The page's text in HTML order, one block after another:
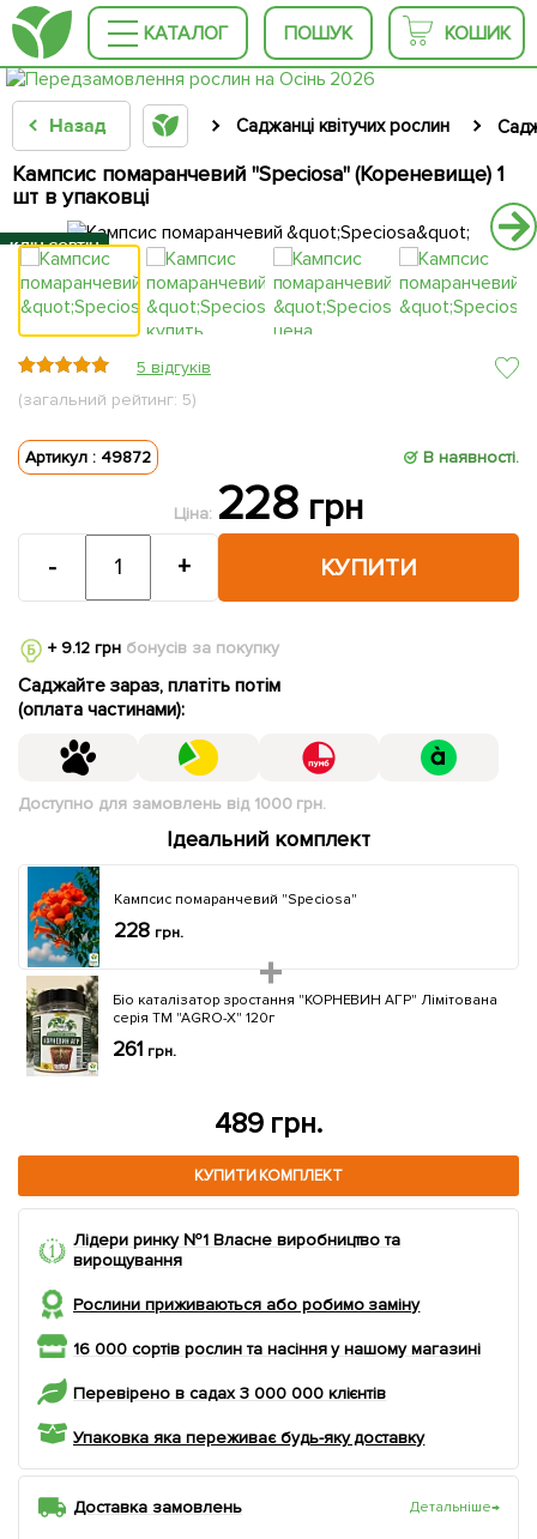
КАТАЛОГ ПОШУК КОШИК
Назад Саджанці квітучих рослин
Кампсис помаранчевий "Speciosa" (Кореневище) 1
шт в упаковці
КЛІН СОРТІН
КЛІН СОРТІН
КЛІН СОРТІН
КЛІН СОРТІН
КЛІН СОРТІН
5 відгуків
(загальний рейтинг: 5)
Артикул : 49872 В наявності.
Ціна: 228 грн
КУПИТИ
- +
+ 9.12 грнбонусів за покупку
Саджайте зараз, платіть потім
(оплата частинами):
Доступно для замовлень від 1000 грн.
Ідеальний комплект
Кампсис помаранчевий "Speciosa"
228 грн.
Бiо каталiзатор зростання "КОРНЕВИН АГР" Лімітована
серія ТМ "AGRO-X" 120г
261 грн.
489 грн.
КУПИТИ КОМПЛЕКТ
Лідери ринку №1 Власне виробництво та
вирощування
Рослини приживаються або робимо заміну
16 000 сортів рослин та насіння у нашому магазині
Перевірено в садах 3 000 000 клієнтів
Упаковка яка переживає будь-яку доставку
Доставка замовлень Детальніше→